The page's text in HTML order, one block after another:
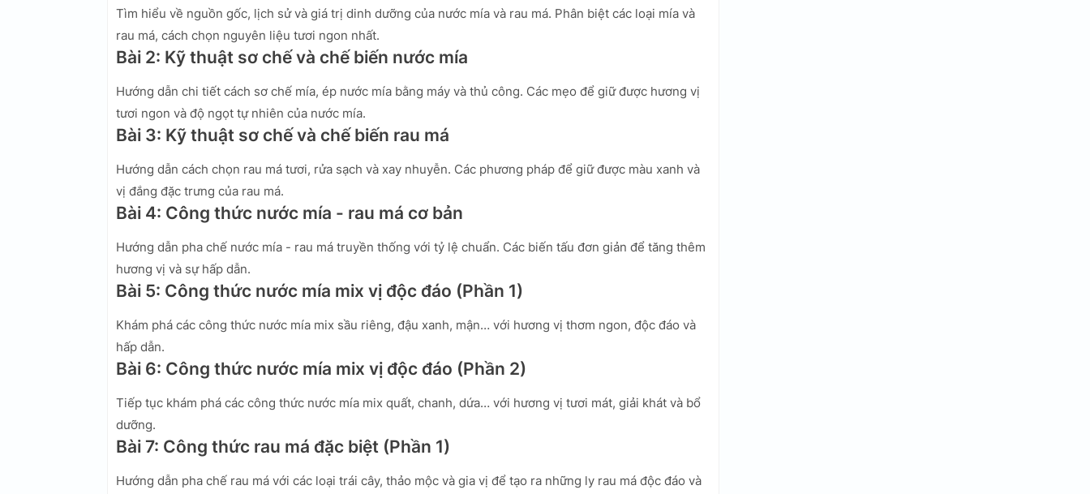
Tìm hiểu về nguồn gốc, lịch sử và giá trị dinh dưỡng của nước mía và rau má. Phân biệt các loại mía và
rau má, cách chọn nguyên liệu tươi ngon nhất.
Bài 2: Kỹ thuật sơ chế và chế biến nước mía
Hướng dẫn chi tiết cách sơ chế mía, ép nước mía bằng máy và thủ công. Các mẹo để giữ được hương vị
tươi ngon và độ ngọt tự nhiên của nước mía.
Bài 3: Kỹ thuật sơ chế và chế biến rau má
Hướng dẫn cách chọn rau má tươi, rửa sạch và xay nhuyễn. Các phương pháp để giữ được màu xanh và
vị đắng đặc trưng của rau má.
Bài 4: Công thức nước mía - rau má cơ bản
Hướng dẫn pha chế nước mía - rau má truyền thống với tỷ lệ chuẩn. Các biến tấu đơn giản để tăng thêm
hương vị và sự hấp dẫn.
Bài 5: Công thức nước mía mix vị độc đáo (Phần 1)
Khám phá các công thức nước mía mix sầu riêng, đậu xanh, mận… với hương vị thơm ngon, độc đáo và
hấp dẫn.
Bài 6: Công thức nước mía mix vị độc đáo (Phần 2)
Tiếp tục khám phá các công thức nước mía mix quất, chanh, dứa… với hương vị tươi mát, giải khát và bổ
dưỡng.
Bài 7: Công thức rau má đặc biệt (Phần 1)
Hướng dẫn pha chế rau má với các loại trái cây, thảo mộc và gia vị để tạo ra những ly rau má độc đáo và